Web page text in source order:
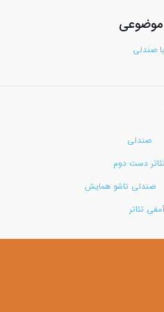
موضوعی
صندلی
صندلی
دست دوم
صندلی تاشو همایش
تئاتر